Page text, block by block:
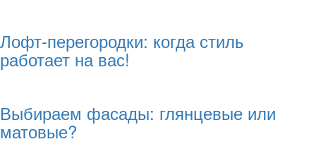
Лофт-перегородки: когда стиль
работает на вас!
Выбираем фасады: глянцевые или
матовые?